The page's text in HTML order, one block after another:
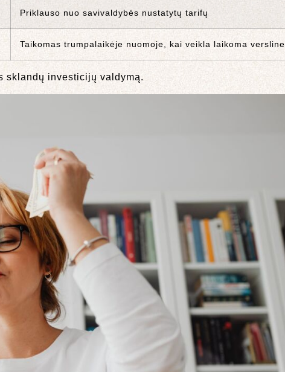
Priklauso nuo savivaldybės nustatytų tarifų
Taikomas trumpalaikėje nuomoje, kai veikla laikoma versline
sklandų investicijų valdymą.